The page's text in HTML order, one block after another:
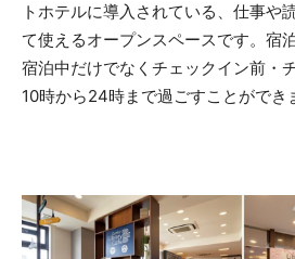
トホテルに導入されている、仕事や
て使えるオープンスペースです。宿
宿泊中だけでなくチェックイン前・
10時から24時まで過ごすことができ